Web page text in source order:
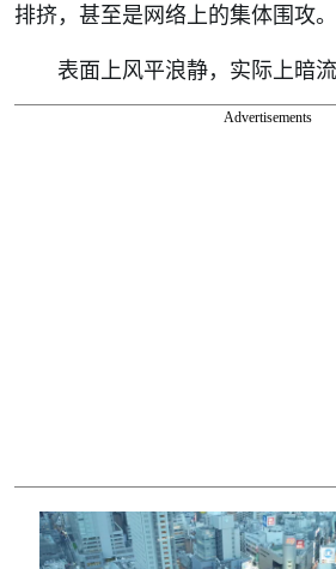
排挤，甚至是网络上的集体围攻。
表面上风平浪静，实际上暗流
Advertisements